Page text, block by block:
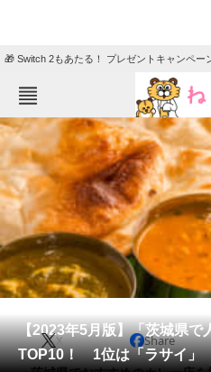
🎁 Switch 2もあたる！ プレゼントキャンペー
ねとらぼメニュー
TOP
エンタメ
グルメ
住まい
動物
会員記事
【2023年5月版】「茨城県で
TOP10！ 1位は「ラサイ」
X Share